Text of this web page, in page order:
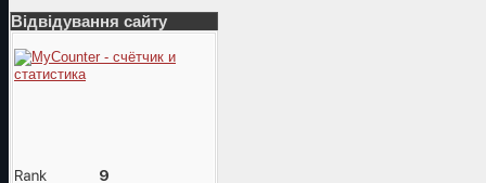
Відвідування сайту